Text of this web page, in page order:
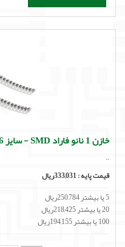
خازن 1 نانو فاراد SMD - سایز 1206 - بسته 10 تایی
..
قیمت پایه :333,031ریال
5 یا بیشتر 250,784ریال
20 یا بیشتر 218,425ریال
100 یا بیشتر 194,155ریال